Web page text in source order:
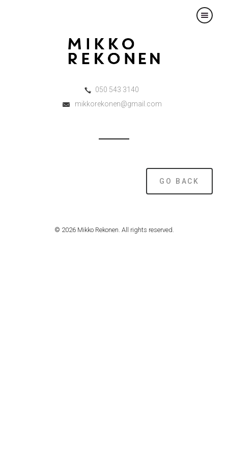
×
050 543 3140
mikkorekonen@gmail.com
GO BACK
© 2026 Mikko Rekonen. All rights reserved.